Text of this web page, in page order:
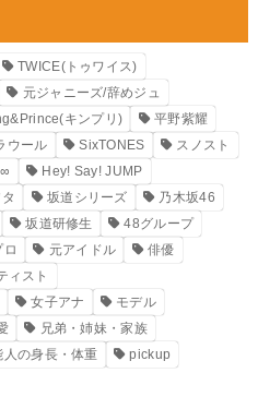
TWICE(トゥワイス)
元ジャニーズ/辞めジュ
キンプリ)
平野紫耀
ウール SixTONES
スノスト
Hey! Say! JUMP
坂道シリーズ
乃木坂46
坂道研修生
48グループ
ロ 元アイドル
俳優
ィスト
女子アナ
モデル
兄弟・姉妹・家族
人の身長・体重 pickup